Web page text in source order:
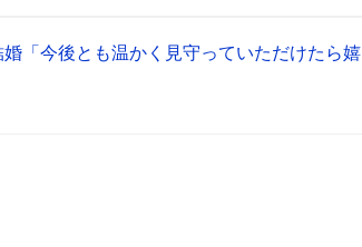
「今後とも温かく見守っていただけたら嬉